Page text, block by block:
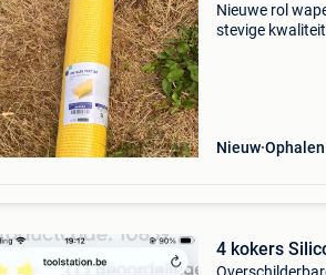
Nieuwe rol
stevige
Nieuw Ophalen
4 kokers